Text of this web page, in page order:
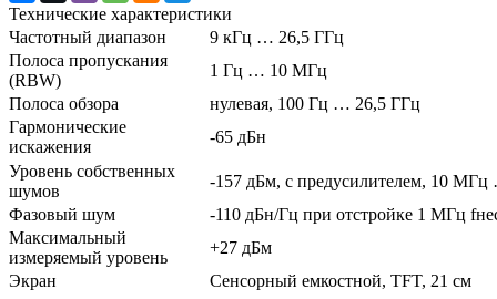
Технические характеристики
Частотный диапазон
9 кГц … 26,5 ГГц
Полоса пропускания
(RBW)
1 Гц … 10 МГц
Полоса обзора
нулевая, 100 Гц … 26,5 ГГц
Гармонические
искажения
-65 дБн
Уровень собственных
шумов
-157 дБм, с предусилителем, 10
Фазовый шум
-110 дБн/Гц при отстройке 1 МГц
Максимальный
измеряемый уровень
+27 дБм
Экран
Сенсорный емкостной, TFT, 21 см